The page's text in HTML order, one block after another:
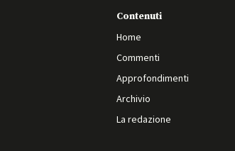
Contenuti
Home
Commenti
Approfondimenti
Archivio
La redazione